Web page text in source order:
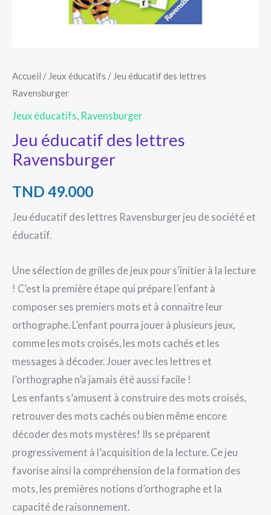
Accueil / Jeux éducatifs / Jeu éducatif des lettres
Ravensburger
Jeux éducatifs Ravensburger
Jeu éducatif des lettres
Ravensburger
TND 49.000
Jeu éducatif des lettres Ravensburger jeu de société et
éducatif.
Une sélection de grilles de jeux pour s’initier à la lecture
! C’est la première étape qui prépare l’enfant à
composer ses premiers mots et à connaitre leur
orthographe. L’enfant pourra jouer à plusieurs jeux,
comme les mots croisés, les mots cachés et les
messages à décoder. Jouer avec les lettres et
l’orthographe n’a jamais été aussi facile !
Les enfants s’amusent à construire des mots croisés,
retrouver des mots cachés ou bien même encore
décoder des mots mystères! Ils se préparent
progressivement à l’acquisition de la lecture. Ce jeu
favorise ainsi la compréhension de la formation des
mots, les premières notions d’orthographe et la
capacité de raisonnement.